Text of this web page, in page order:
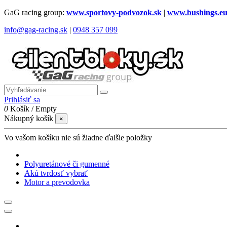
GaG racing group: www.sportovy-podvozok.sk | www.bushings.eu
info@gag-racing.sk | 0948 357 099
Prihlásiť sa
0 Košík /Empty
Nákupný košík
×
Vo vašom košíku nie sú žiadne ďalšie položky
Polyuretánové či gumenné
Akú tvrdosť vybrať
Motor a prevodovka